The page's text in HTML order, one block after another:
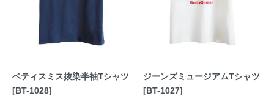
ベティスミス抜染半袖Tシャツ
[BT-1028]
ジーンズミュージアムTシャツ
[BT-1027]